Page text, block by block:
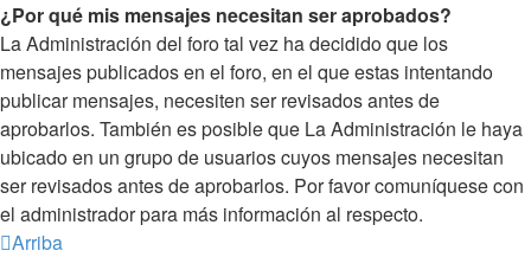
¿Por qué mis mensajes necesitan ser aprobados?
La Administración del foro tal vez ha decidido que los
mensajes publicados en el foro, en el que estas intentando
publicar mensajes, necesiten ser revisados antes de
aprobarlos. También es posible que La Administración le haya
ubicado en un grupo de usuarios cuyos mensajes necesitan
ser revisados antes de aprobarlos. Por favor comuníquese con
el administrador para más información al respecto.
Arriba